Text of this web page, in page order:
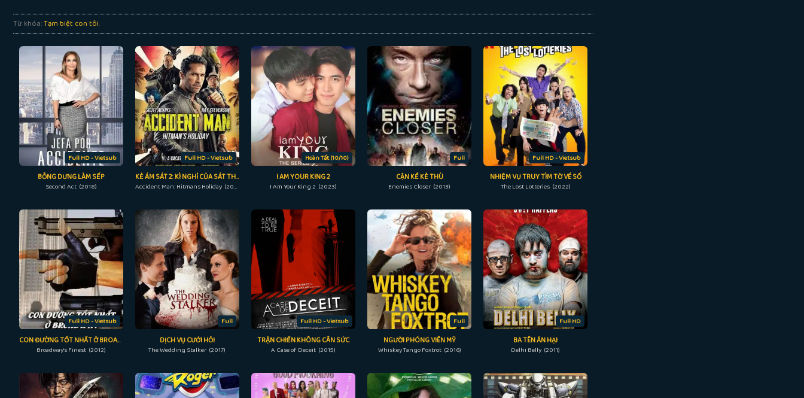
Từ khóa:Tạm biệt con tôi.
Full HD - Vietsub
BỖNG DƯNG LÀM SẾP
Second Act (2018)
Full HD - Vietsub
KẺ ÁM SÁT 2: KÌ NGHỈ CỦA SÁT THỦ
Accident Man: Hitmans Holiday (2022)
Hoàn Tất (10/10)
I AM YOUR KING 2
I Am Your King 2 (2023)
Full
CẬN KỀ KẺ THÙ
Enemies Closer (2013)
Full HD - Vietsub
NHIỆM VỤ TRUY TÌM TỜ VÉ SỐ
The Lost Lotteries (2022)
Full HD - Vietsub
CON ĐƯỜNG TỐT NHẤT Ở BROADWAY
Broadway’s Finest (2012)
Full
DỊCH VỤ CƯỚI HỎI
The Wedding Stalker (2017)
Full HD - Vietsub
TRẬN CHIẾN KHÔNG CÂN SỨC
A Case of Deceit (2015)
Full
NGƯỜI PHÓNG VIÊN MỸ
Whiskey Tango Foxtrot (2016)
Full HD
BA TÊN ĂN HẠI
Delhi Belly (2011)